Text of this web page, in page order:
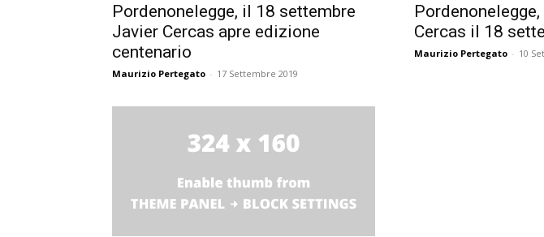
Pordenonelegge, il 18 settembre
Javier Cercas apre edizione
centenario
Maurizio Pertegato - 17 Settembre 2019
Cercas il 18
Maurizio Pertegato - 10